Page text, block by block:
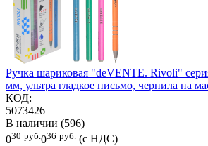
Ручка шариковая "deVENTE. Rivoli"
мм, ультра гладкое письмо, чернила на
КОД:
5073426
В наличии (596)
030 руб. 036 руб. (с НДС)